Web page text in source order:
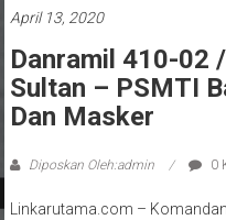
April 13, 2020
Danramil 410-02
Sultan – PSMTI
Dan Masker
Diposkan Oleh:admin 0
Linkarutama.com –